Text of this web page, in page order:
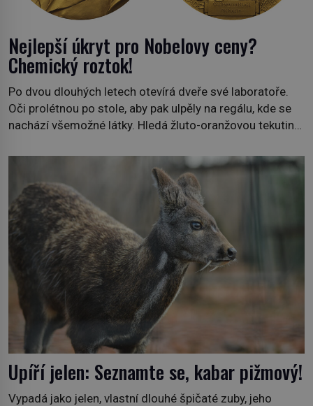
Nejlepší úkryt pro Nobelovy ceny?
Chemický roztok!
Po dvou dlouhých letech otevírá dveře své laboratoře.
Oči prolétnou po stole, aby pak ulpěly na regálu, kde se
nachází všemožné látky. Hledá žluto-oranžovou tekutinu,
plán dokončit. Pod termínem aqua regia se skrývá
směs s názvem lučavka královská. Svůj přídomek nemá
pro nic za nic, […]
Upíří jelen: Seznamte se, kabar pižmový!
Vypadá jako jelen, vlastní dlouhé špičaté zuby, jeho